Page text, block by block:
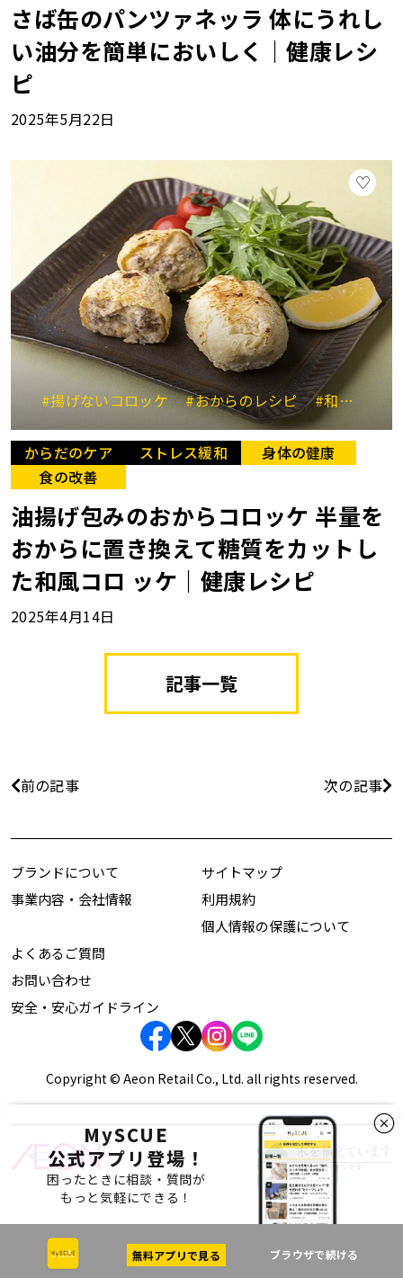
さば缶のパンツァネッラ 体にうれし
い油分を簡単においしく｜健康レシ
ピ
2025年5月22日
#揚げないコロッケ #おからのレシピ #和風のおかず
からだのケア ストレス緩和
身体の健康
食の改善
油揚げ包みのおからコロッケ 半量を
おからに置き換えて糖質をカットし
た和風コロ ッケ｜健康レシピ
2025年4月14日
記事一覧
前の記事 次の記事
MySCUE
公式アプリ登場！
困ったときに相談・質問が
もっと気軽にできる！
無料アプリで見る ブラウザで続ける
ブランドについて
事業内容・会社情報
サイトマップ
利用規約
個人情報の保護について
よくあるご質問
お問い合わせ
安全・安心ガイドライン
Copyright © Aeon Retail Co., Ltd. all rights reserved.